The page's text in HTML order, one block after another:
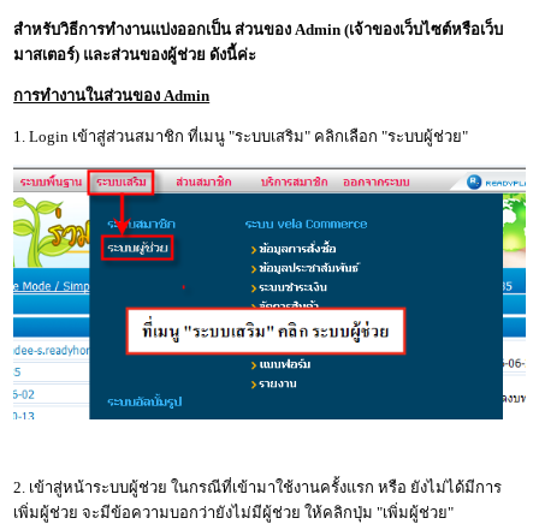
สำหรับวิธีการทำงานแบ่งออกเป็น ส่วนของ Admin (เจ้าของเว็บไซต์หรือเว็บ
มาสเตอร์) และส่วนของผู้ช่วย ดังนี้ค่ะ
การทำงานในส่วนของ Admin
1. Login เข้าสู่ส่วนสมาชิก ที่เมนู "ระบบเสริม" คลิกเลือก "ระบบผู้ช่วย"
2. เข้าสู่หน้าระบบผู้ช่วย ในกรณีที่เข้ามาใช้งานครั้งแรก หรือ ยังไม่ได้มีการ
เพิ่มผู้ช่วย จะมีข้อความบอกว่ายังไม่มีผู้ช่วย ให้คลิกปุ่ม "เพิ่มผู้ช่วย"